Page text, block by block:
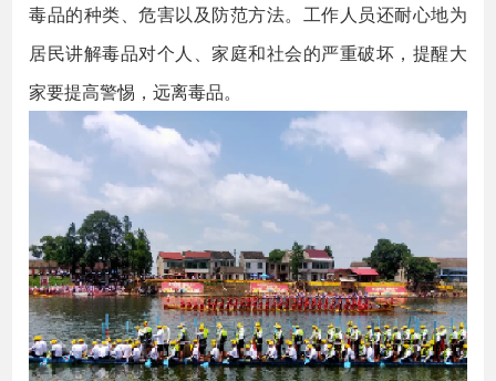
毒品的种类、危害以及防范方法。工作人员还耐心地为
居民讲解毒品对个人、家庭和社会的严重破坏，提醒大
家要提高警惕，远离毒品。